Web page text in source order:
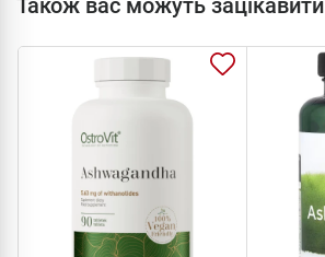
Також вас можуть зацікавити